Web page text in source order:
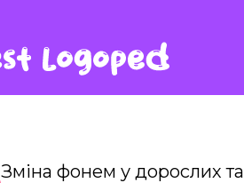
Зміна фонем у дорослих та